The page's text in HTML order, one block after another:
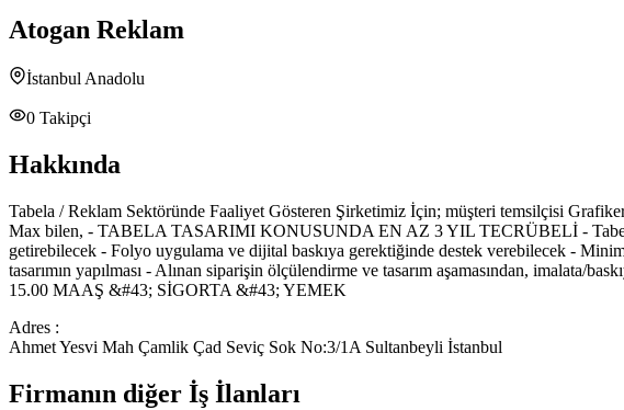
Atogan Reklam
İstanbul Anadolu
0 Takipçi
Hakkında
Tabela / Reklam Sektöründe Faaliyet Gösteren Şirketimiz İçin; müşteri temsilçisi
Max bilen, - TABELA TASARIMI KONUSUNDA EN AZ 3 YIL TECRÜBELİ - Tabela ve
getirebilecek - Folyo uygulama ve dijital baskıya gerektiğinde destek verebilecek -
tasarımın yapılması - Alınan siparişin ölçülendirme ve tasarım aşamasından,
15.00 MAAŞ &#43; SİGORTA &#43; YEMEK
Adres :
Ahmet Yesvi Mah Çamlik Çad Seviç Sok No:3/1A Sultanbeyli İstanbul
Firmanın diğer İş İlanları